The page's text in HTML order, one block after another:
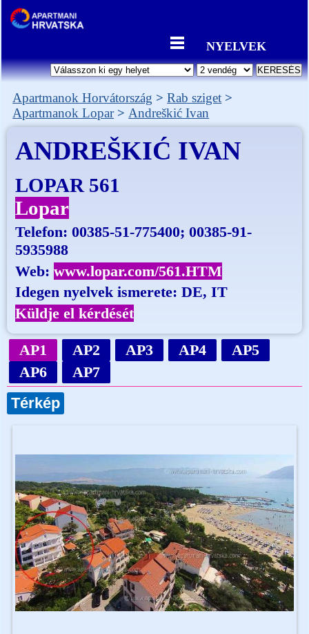
NYELVEK
Apartmanok Horvátország
Rab sziget
Apartmanok Lopar
Andreškić Ivan
ANDREŠKIĆ IVAN
LOPAR 561
Lopar
Telefon:00385-51-775400; 00385-91-
5935988
Web:www.lopar.com/561.HTM
Idegen nyelvek ismerete: DE, IT
Küldje el kérdését
AP1 AP2 AP3 AP4
AP5
AP6
AP7
Térkép